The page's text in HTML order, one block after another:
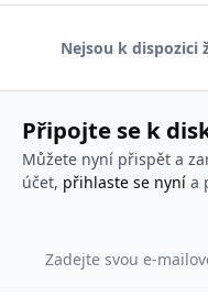
Nejsou k dispozici
Připojte se k
Můžete nyní přispět a
účet, přihlaste se nynía